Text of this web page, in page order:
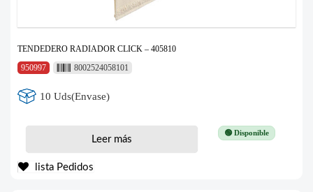
TENDEDERO RADIADOR CLICK – 405810
950997
8002524058101
10 Uds(Envase)
🟢 Disponible
Leer más
lista Pedidos